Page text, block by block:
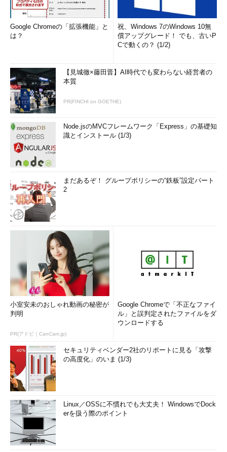
Google Chromeの「拡張機能」と
は？
祝、Windows 7のWindows 10無
償アップグレード！ でも、古いP
Cで動くの？ (1/2)
【見城徹×藤田晋】AI時代でも変わらない経営者の
本質
PR(FINCHI on GOETHE)
Node.jsのMVCフレームワーク「Express」の基礎知
識とインストール (1/3)
まだあるぞ！ グループポリシーの“鉄板”設定パート
2
小室安未のおしゃれ動画の秘密が
判明
PR(アドビ｜CanCam.jp)
Google Chromeで「不正なファイ
ル」と誤判定されたファイルをダ
ウンロードする
セキュリティベンダー2社のリポートに見る「攻撃
の高度化」のいま (1/3)
Linux／OSSに不慣れでも大丈夫！ WindowsでDock
erを扱う際のポイント